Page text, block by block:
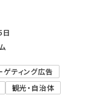
ゲティング広告
観光・自治体